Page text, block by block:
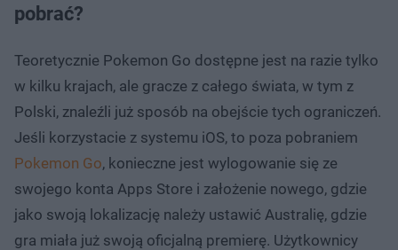
pobrać?
Teoretycznie Pokemon Go dostępne jest na razie tylko
w kilku krajach, ale gracze z całego świata, w tym z
Polski, znaleźli już sposób na obejście tych ograniczeń.
Jeśli korzystacie z systemu iOS, to poza pobraniem
Pokemon Go, konieczne jest wylogowanie się ze
swojego konta Apps Store i założenie nowego, gdzie
jako swoją lokalizację należy ustawić Australię, gdzie
gra miała już swoją oficjalną premierę. Użytkownicy